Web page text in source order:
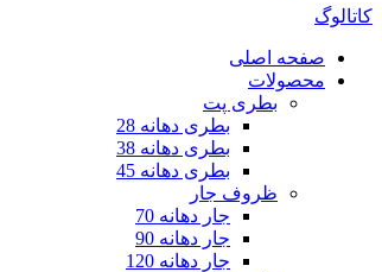
کاتالوگ
صفحه اصلی
محصولات
بطری پت
بطری دهانه 28
بطری دهانه 38
بطری دهانه 45
ظروف جار
جار دهانه 70
جار دهانه 90
جار دهانه 120